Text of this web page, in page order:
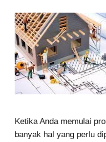
Ketika Anda memulai
banyak hal yang perlu